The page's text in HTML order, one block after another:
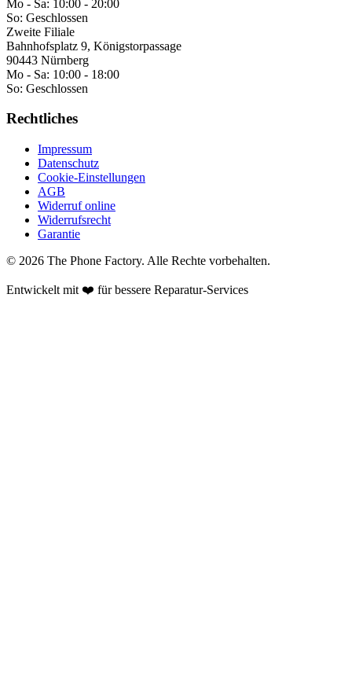
Mo - Sa: 10:00 - 20:00
So: Geschlossen
Zweite Filiale
Bahnhofsplatz 9, Königstorpassage
90443 Nürnberg
Mo - Sa: 10:00 - 18:00
So: Geschlossen
Rechtliches
Impressum
Datenschutz
Cookie-Einstellungen
AGB
Widerruf online
Widerrufsrecht
Garantie
© 2026 The Phone Factory. Alle Rechte vorbehalten.
Entwickelt mit ❤️ für bessere Reparatur-Services